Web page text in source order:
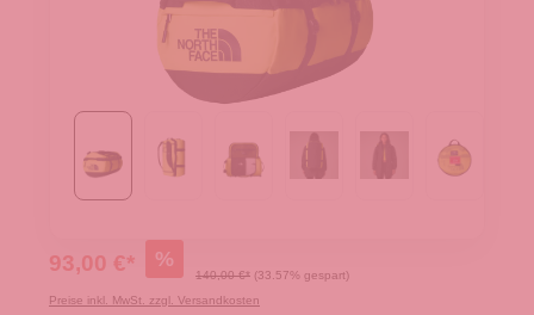
93,00 €* %
140,00 €* (33.57% gespart)
Preise inkl. MwSt. zzgl. Versandkosten